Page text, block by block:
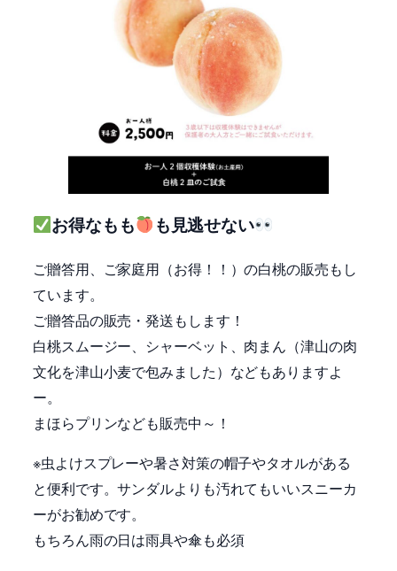
お得なもも も見逃せない
ご贈答用、ご家庭用（お得！！）の白桃の販売もし
ています。
ご贈答品の販売・発送もします！
白桃スムージー、シャーベット、肉まん（津山の肉
文化を津山小麦で包みました）などもありますよ
ー。
まほらプリンなども販売中～！
※虫よけスプレーや暑さ対策の帽子やタオルがある
と便利です。サンダルよりも汚れてもいいスニーカ
ーがお勧めです。
もちろん雨の日は雨具や傘も必須